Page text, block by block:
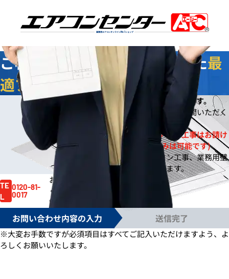
業務用エアコンオンラインNo.1ショップ
ご相談 無料 ！お客様に合わせた最
適プラン
をご提案します
今なら ※お見積りをご提出いたします。
※ご依頼の規模によりご案内までお時間いただく
場合もございます。
※一般住宅への壁掛ルームエアコン工事はお請け
しておりません。(機器販売のみは可能です)
※事務所や店舗のルームエアコン工事、業務用壁
掛エアコン工事は対応しております。
TE
L
0120-81-
0017
お見積り依頼はお電話でも賜ります。お気軽にご依頼
ください。
電話受付時間 /
お問い合わせ内容の入力 送信完了
※大変お手数ですが必須項目はすべてご記入いただけますよう、よ
ろしくお願いいたします。